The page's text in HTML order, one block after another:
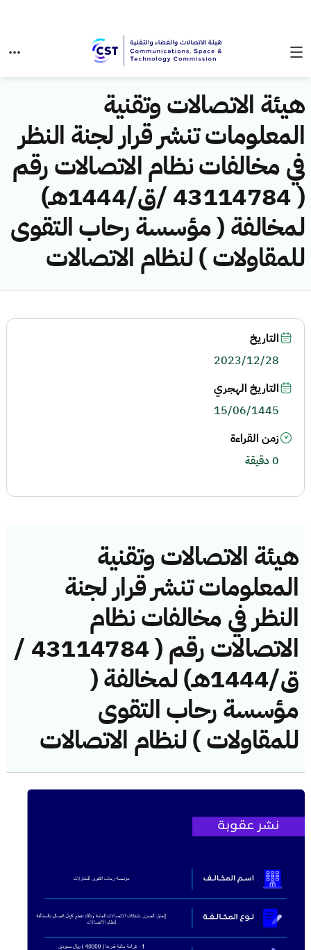
هيئة الاتصالات وتقنية
المعلومات تنشر قرار لجنة النظر
في مخالفات نظام الاتصالات رقم
( 43114784 /ق/1444هـ)
لمخالفة ( مؤسسة رحاب التقوى
للمقاولات ) لنظام الاتصالات
هيئة الاتصالات وتقنية
المعلومات تنشر قرار لجنة
النظر في مخالفات نظام
الاتصالات رقم ( 43114784 /
ق/1444هـ) لمخالفة (
مؤسسة رحاب التقوى
للمقاولات ) لنظام الاتصالات
التاريخ
2023/12/28
التاريخ الهجري
15/06/1445
زمن القراءة
0 دقيقة